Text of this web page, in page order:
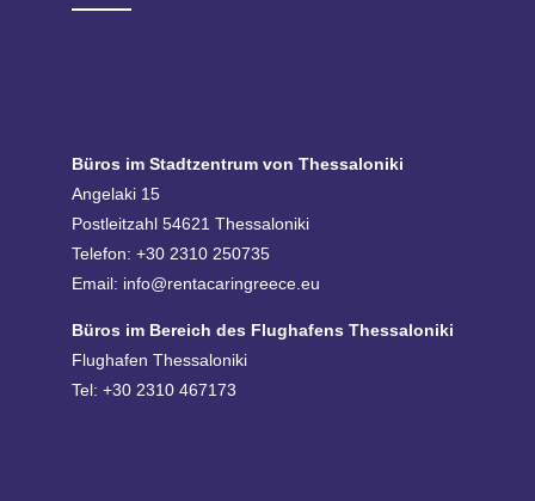
Büros im Stadtzentrum von Thessaloniki
Angelaki 15
Postleitzahl 54621 Thessaloniki
Telefon: +30 2310 250735
Email: info@rentacaringreece.eu
Büros im Bereich des Flughafens Thessaloniki
Flughafen Thessaloniki
Tel: +30 2310 467173